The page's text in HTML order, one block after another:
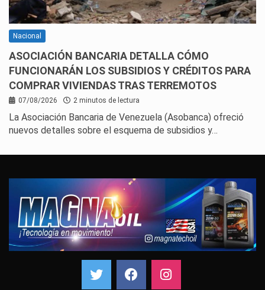
Nacional
ASOCIACIÓN BANCARIA DETALLA CÓMO
FUNCIONARÁN LOS SUBSIDIOS Y CRÉDITOS PARA
COMPRAR VIVIENDAS TRAS TERREMOTOS
07/08/2026 2 minutos de lectura
La Asociación Bancaria de Venezuela (Asobanca) ofreció
nuevos detalles sobre el esquema de subsidios y…